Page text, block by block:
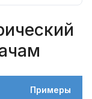
Примеры